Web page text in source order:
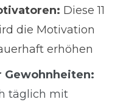
Diese 11
die Motivation
erhöhen
Gewohnheiten:
täglich mit